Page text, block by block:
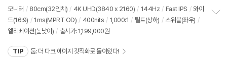
견
점
리
뷰
모니터 / 80cm(32인치) / 4K UHD(3840 x 2160) / 144Hz / Fast IPS / 와이
드(16:9) / 1ms(MPRT OD) / 400nits / 1,000:1 / 틸트(상하) / 스위블(좌우) /
엘리베이션(높낮이) / 출시가: 1,199,000원
TIP 둠: 더 다크 에이지 갓적화로 돌아왔다!